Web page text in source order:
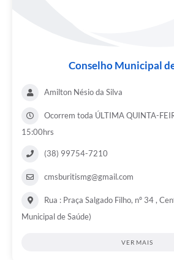
Conselho Municipal
Amilton Nésio da Silva
Ocorrem toda ÚLTIMA QUINTA-
15:00hrs
(38) 99754-7210
cmsburitismg@gmail.com
Rua : Praça Salgado Filho, nº 34 ,
Municipal de Saúde)
VER MAIS